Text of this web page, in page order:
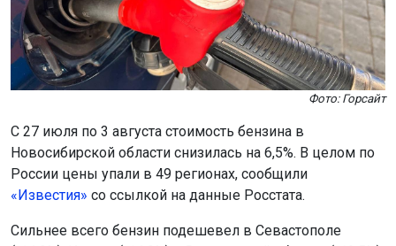
Фото: Горсайт
С 27 июля по 3 августа стоимость бензина в
Новосибирской области снизилась на 6,5%. В целом по
России цены упали в 49 регионах, сообщили
«Известия» со ссылкой на данные Росстата.
Сильнее всего бензин подешевел в Севастополе